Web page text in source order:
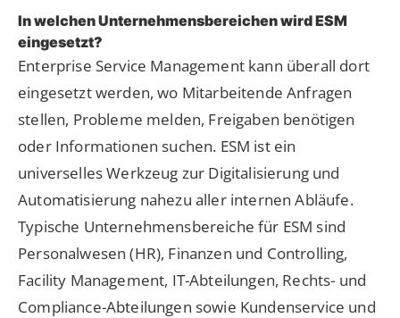
In welchen Unternehmensbereichen wird ESM
eingesetzt?
Enterprise Service Management kann überall dort
eingesetzt werden, wo Mitarbeitende Anfragen
stellen, Probleme melden, Freigaben benötigen
oder Informationen suchen. ESM ist ein
universelles Werkzeug zur Digitalisierung und
Automatisierung nahezu aller internen Abläufe.
Typische Unternehmensbereiche für ESM sind
Personalwesen (HR), Finanzen und Controlling,
Facility Management, IT-Abteilungen, Rechts- und
Compliance-Abteilungen sowie Kundenservice und